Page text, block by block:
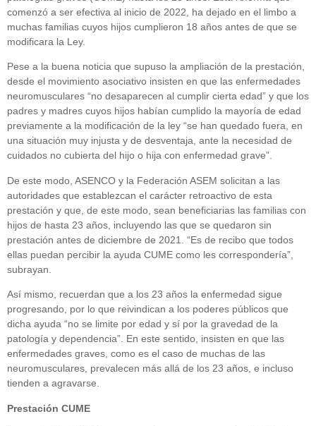
comenzó a ser efectiva al inicio de 2022, ha dejado en el limbo a
muchas familias cuyos hijos cumplieron 18 años antes de que se
modificara la Ley.
Pese a la buena noticia que supuso la ampliación de la prestación,
desde el movimiento asociativo insisten en que las enfermedades
neuromusculares “no desaparecen al cumplir cierta edad” y que los
padres y madres cuyos hijos habían cumplido la mayoría de edad
previamente a la modificación de la ley “se han quedado fuera, en
una situación muy injusta y de desventaja, ante la necesidad de
cuidados no cubierta del hijo o hija con enfermedad grave”.
De este modo, ASENCO y la Federación ASEM solicitan a las
autoridades que establezcan el carácter retroactivo de esta
prestación y que, de este modo, sean beneficiarias las familias con
hijos de hasta 23 años, incluyendo las que se quedaron sin
prestación antes de diciembre de 2021. “Es de recibo que todos
ellas puedan percibir la ayuda CUME como les correspondería”,
subrayan.
Así mismo, recuerdan que a los 23 años la enfermedad sigue
progresando, por lo que reivindican a los poderes públicos que
dicha ayuda “no se limite por edad y sí por la gravedad de la
patología y dependencia”. En este sentido, insisten en que las
enfermedades graves, como es el caso de muchas de las
neuromusculares, prevalecen más allá de los 23 años, e incluso
tienden a agravarse.
Prestación CUME